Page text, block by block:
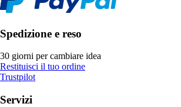
Spedizione e reso
30 giorni per cambiare idea
Restituisci il tuo ordine
Trustpilot
Servizi